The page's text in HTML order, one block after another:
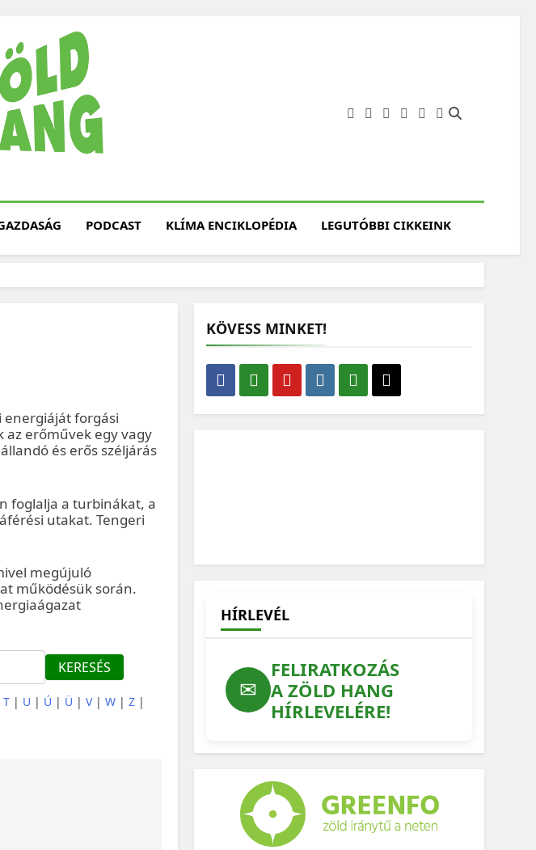
Fenntarthatóság, Jövő
PODCAST KLÍMA ENCIKLOPÉDIA LEGUTÓBBI CIKKEINK
energiáját forgási
erőművek egy vagy
és erős széljárás
foglalja a turbinákat, a
utakat. Tengeri
megújuló
at működésük során.
KERESÉS
T| U | Ú | Ü | V| W| Z|
KÖVESS MINKET!
HÍRLEVÉL
✉
FELIRATKOZÁS
A ZÖLD HANG
HÍRLEVELÉRE!